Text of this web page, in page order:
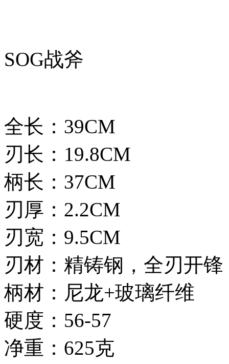
SOG战斧
全长：39CM
刃长：19.8CM
柄长：37CM
刃厚：2.2CM
刃宽：9.5CM
刃材：精铸钢，全刃开锋
柄材：尼龙+玻璃纤维
硬度：56-57
净重：625克